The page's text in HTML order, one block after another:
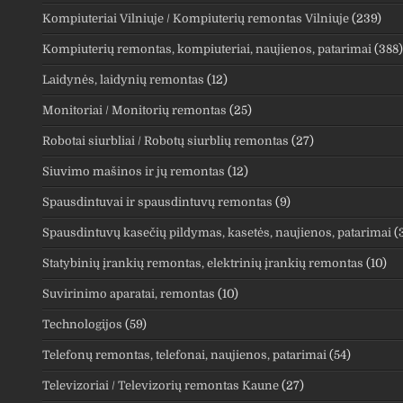
Kompiuteriai Vilniuje / Kompiuterių remontas Vilniuje (239)
Kompiuterių remontas, kompiuteriai, naujienos, patarimai (388)
Laidynės, laidynių remontas (12)
Monitoriai / Monitorių remontas (25)
Robotai siurbliai / Robotų siurblių remontas (27)
Siuvimo mašinos ir jų remontas (12)
Spausdintuvai ir spausdintuvų remontas (9)
Spausdintuvų kasečių pildymas, kasetės, naujienos, patarimai
Statybinių įrankių remontas, elektrinių įrankių remontas (10)
Suvirinimo aparatai, remontas (10)
Technologijos (59)
Telefonų remontas, telefonai, naujienos, patarimai (54)
Televizoriai / Televizorių remontas Kaune (27)